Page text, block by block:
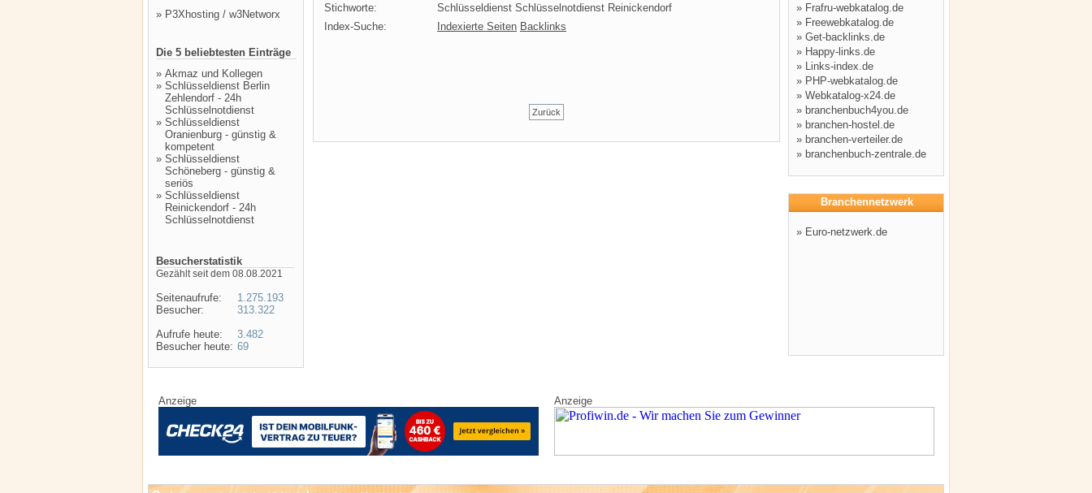
» P3Xhosting / w3Networx
Die 5 beliebtesten Einträge
» Akmaz und Kollegen
» Schlüsseldienst Berlin
Zehlendorf - 24h
Schlüsselnotdienst
» Schlüsseldienst
Oranienburg - günstig &
kompetent
» Schlüsseldienst
Schöneberg - günstig &
seriös
» Schlüsseldienst
Reinickendorf - 24h
Schlüsselnotdienst
Besucherstatistik
Gezählt seit dem 08.08.2021
Seitenaufrufe:
Besucher:
Aufrufe heute:
Besucher heute:
1.275.193
313.322
3.482
69
Stichworte:
Schlüsseldienst Schlüsselnotdienst Reinickendorf
Index-Suche:
Indexierte Seiten Backlinks
Zurück
» Frafru-webkatalog.de
» Freewebkatalog.de
» Get-backlinks.de
» Happy-links.de
» Links-index.de
» PHP-webkatalog.de
» Webkatalog-x24.de
» branchenbuch4you.de
» branchen-hostel.de
» branchen-verteiler.de
» branchenbuch-zentrale.de
Branchennetzwerk
» Euro-netzwerk.de
Anzeige Anzeige